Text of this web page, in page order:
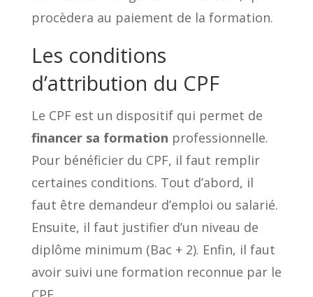
procèdera au paiement de la formation.
Les conditions
d’attribution du CPF
Le CPF est un dispositif qui permet de
financer sa formation professionnelle.
Pour bénéficier du CPF, il faut remplir
certaines conditions. Tout d’abord, il
faut être demandeur d’emploi ou salarié.
Ensuite, il faut justifier d’un niveau de
diplôme minimum (Bac + 2). Enfin, il faut
avoir suivi une formation reconnue par le